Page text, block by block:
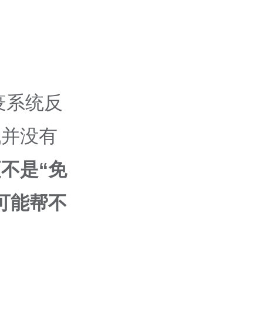
统反
没有
是“免
能帮不